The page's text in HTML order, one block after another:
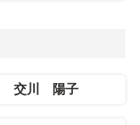
交川 陽子